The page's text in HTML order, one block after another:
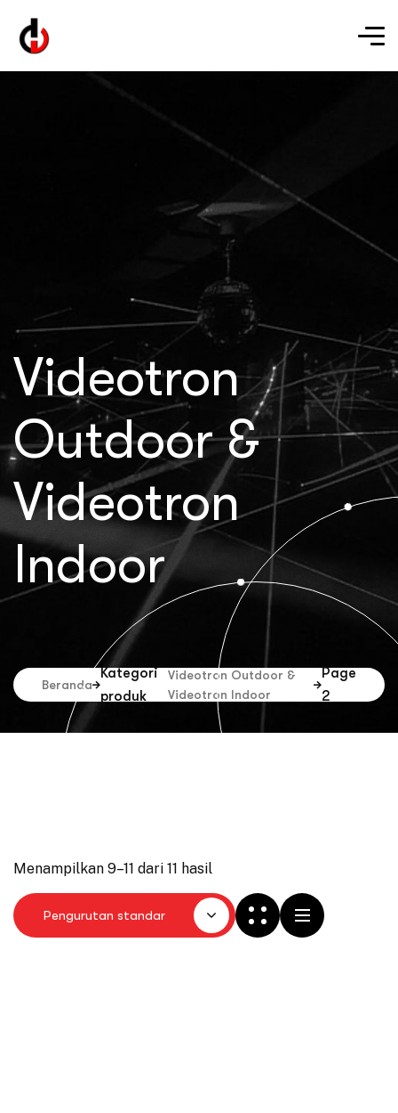
Videotron
Outdoor &
Videotron
Indoor
Beranda
Kategori
produk
Videotron Outdoor &
Videotron Indoor
Page
2
Menampilkan 9–11 dari 11 hasil
Pengurutan standar